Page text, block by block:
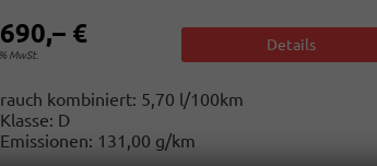
€
MwSt.
Details
kombiniert: 5,70 l/100km
D
131,00 g/km